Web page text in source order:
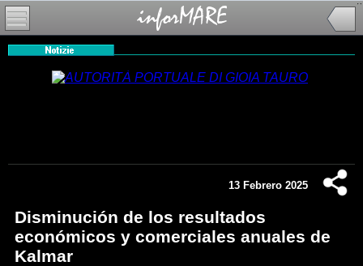
13 Febrero 2025
Disminución de los resultados
económicos y comerciales anuales de
Kalmar